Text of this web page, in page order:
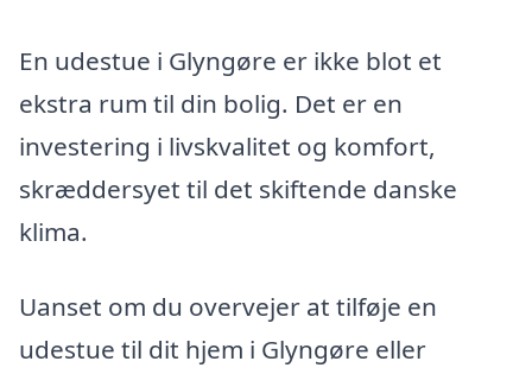
En udestue i Glyngøre er ikke blot et
ekstra rum til din bolig. Det er en
investering i livskvalitet og komfort,
skræddersyet til det skiftende danske
klima.
Uanset om du overvejer at tilføje en
udestue til dit hjem i Glyngøre eller